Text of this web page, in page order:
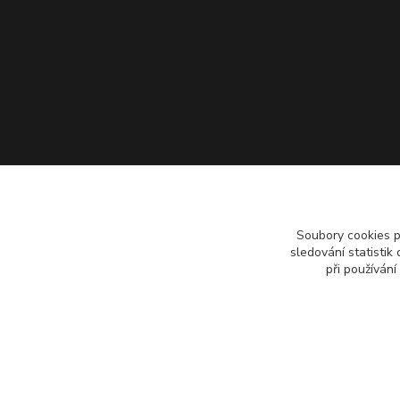
Soubory cookies
sledování statistik
při